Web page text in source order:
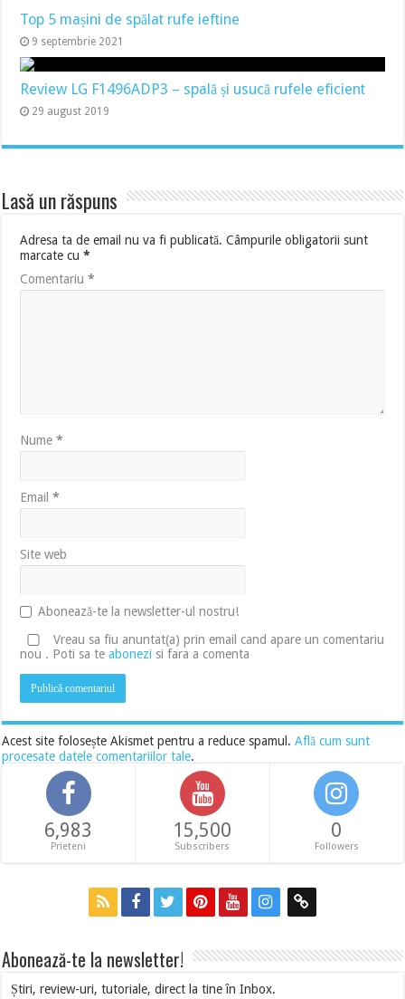
Top 5 mașini de spălat rufe ieftine
9 septembrie 2021
Review LG F1496ADP3 – spală și usucă rufele eficient
29 august 2019
Lasă un răspuns
Adresa ta de email nu va fi publicată. Câmpurile obligatorii sunt
marcate cu*
Comentariu*
Nume*
Email*
Site web
Abonează-te la newsletter-ul nostru!
Vreau sa fiu anuntat(a) prin email cand apare un comentariu
nou . Poti sa teabonezi si fara a comenta
Acest site folosește Akismet pentru a reduce spamul.Află cum sunt
procesate datele comentariilor tale.
6,983
Prieteni
15,500
Subscribers
0
Followers
Abonează-te la newsletter!
Știri, review-uri, tutoriale, direct la tine în Inbox.